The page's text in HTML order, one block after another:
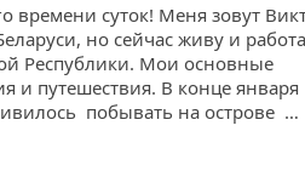
времени суток! Меня зовут
но сейчас живу и
Республики. Мои основные
и путешествия. В конце января
побывать на острове …